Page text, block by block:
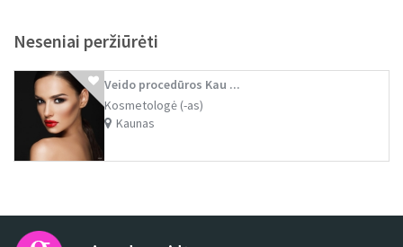
Veido procedūros Kau ...
Kosmetologė (-as)
Kaunas
Skelbimai, grožio paslaugos, grožio salonų katalogas,